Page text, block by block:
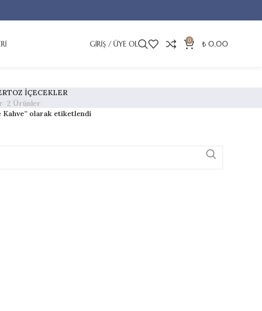
GIRIŞ / ÜYE OL 0 ₺ 0,00
TOZ İÇECEKLER
2 Ürünler
olarak etiketlendi